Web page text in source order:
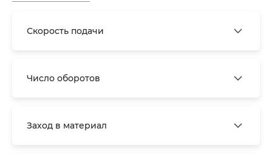
Скорость подачи
Число оборотов
Заход в материал